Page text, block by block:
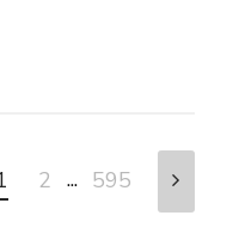
2 ... 595